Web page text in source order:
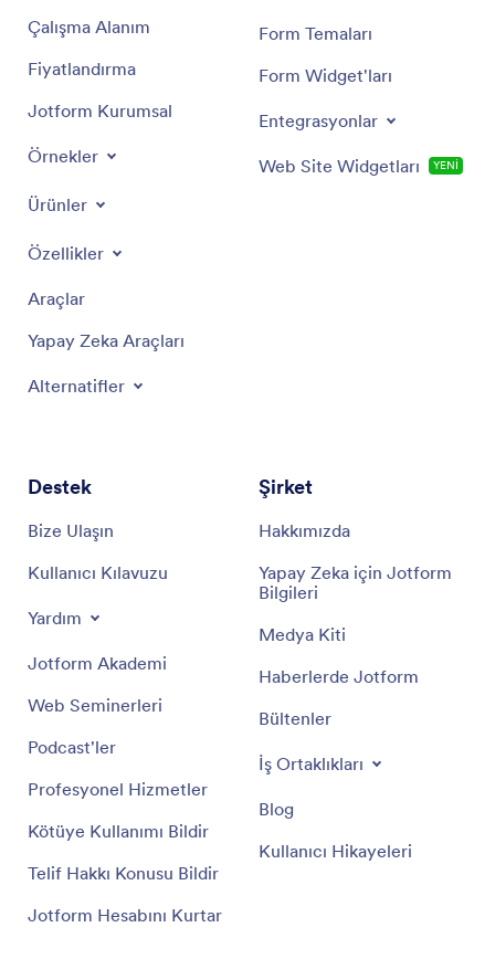
Çalışma Alanım
Fiyatlandırma
Jotform Kurumsal
Örnekler
Ürünler
Özellikler
Araçlar
Yapay Zeka Araçları
Alternatifler
Form Temaları
Form Widget'ları
Entegrasyonlar
Web Site Widgetları YENİ
Destek
Bize Ulaşın
Kullanıcı Kılavuzu
Yardım
Jotform Akademi
Web Seminerleri
Podcast'ler
Profesyonel Hizmetler
Kötüye Kullanımı Bildir
Telif Hakkı Konusu Bildir
Jotform Hesabını Kurtar
Şirket
Hakkımızda
Yapay Zeka için Jotform
Bilgileri
Medya Kiti
Haberlerde Jotform
Bültenler
İş Ortaklıkları
Blog
Kullanıcı Hikayeleri